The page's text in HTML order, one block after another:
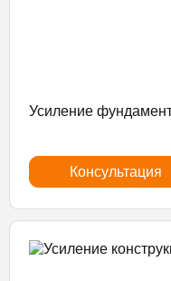
Усиление
Консультация